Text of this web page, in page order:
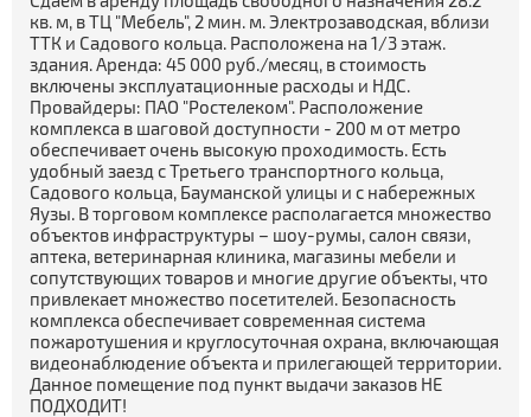
кв. м, в ТЦ "Мебель", 2 мин. м. Электрозаводская, вблизи
ТТК и Садового кольца. Расположена на 1/3 этаж.
здания. Аренда: 45 000 руб./месяц, в стоимость
включены эксплуатационные расходы и НДС.
Провайдеры: ПАО "Ростелеком". Расположение
комплекса в шаговой доступности - 200 м от метро
обеспечивает очень высокую проходимость. Есть
удобный заезд с Третьего транспортного кольца,
Садового кольца, Бауманской улицы и с набережных
Яузы. В торговом комплексе располагается множество
объектов инфраструктуры – шоу-румы, салон связи,
аптека, ветеринарная клиника, магазины мебели и
сопутствующих товаров и многие другие объекты, что
привлекает множество посетителей. Безопасность
комплекса обеспечивает современная система
пожаротушения и круглосуточная охрана, включающая
видеонаблюдение объекта и прилегающей территории.
Данное помещение под пункт выдачи заказов НЕ
ПОДХОДИТ!